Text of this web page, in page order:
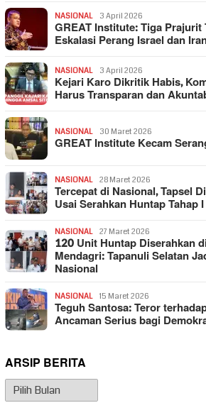
NASIONAL 3 April 2026
GREAT Institute: Tiga
Eskalasi Perang Israel dan
NASIONAL 3 April 2026
Kejari Karo Dikritik Habis,
Harus Transparan dan
NASIONAL 30 Maret 2026
GREAT Institute Kecam
NASIONAL 28 Maret 2026
Tercepat di Nasional, Tapsel
Usai Serahkan Huntap Tahap I
NASIONAL 27 Maret 2026
120 Unit Huntap Diserahkan
Mendagri: Tapanuli Selatan
Nasional
NASIONAL 15 Maret 2026
Teguh Santosa: Teror
Ancaman Serius bagi
ARSIP BERITA
Arsip
Berita